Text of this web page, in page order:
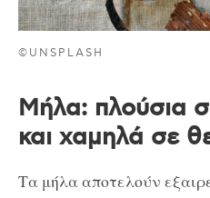
©UNSPLASH
Μήλα: πλούσια
και χαμηλά σε
Τα μήλα αποτελούν